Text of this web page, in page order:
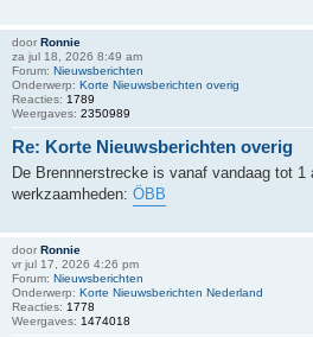
door Ronnie
za jul 18, 2026 8:49 am
Forum: Nieuwsberichten
Onderwerp: Korte Nieuwsberichten overig
Reacties: 1789
Weergaves: 2350989
Re: Korte Nieuwsberichten overig
De Brennnerstrecke is vanaf vandaag tot 1
werkzaamheden: ÖBB
door Ronnie
vr jul 17, 2026 4:26 pm
Forum: Nieuwsberichten
Onderwerp: Korte Nieuwsberichten Nederland
Reacties: 1778
Weergaves: 1474018